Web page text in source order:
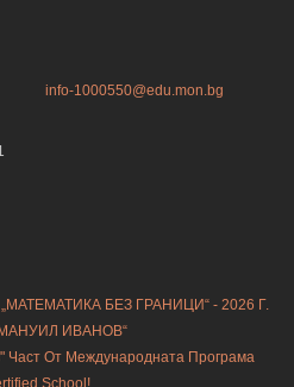
info-1000550@edu.mon.bg
БЕЗ ГРАНИЦИ“ - 2026 Г.
ИВАНОВ“
От Международната Програма
School!